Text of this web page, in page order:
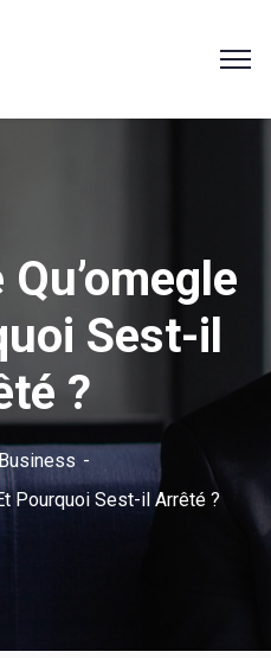
Sest-il
?
Business
Pourquoi Sest-il Arrêté ?